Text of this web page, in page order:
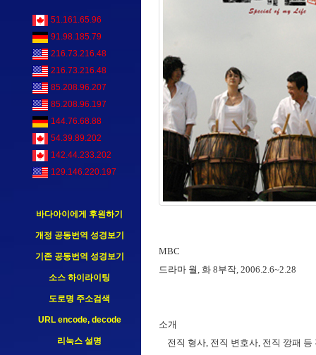
51.161.65.96
91.98.185.79
216.73.216.48
216.73.216.48
85.208.96.207
85.208.96.197
144.76.68.88
54.39.89.202
142.44.233.202
129.146.220.197
바다아이에게 후원하기
개정 공동번역 성경보기
기존 공동번역 성경보기
소스 하이라이팅
도로명 주소검색
URL encode, decode
리눅스 설명
MBC
드라마 월, 화 8부작, 2006.2.6~2.28
소개
전직 형사, 전직 변호사, 전직 깡패